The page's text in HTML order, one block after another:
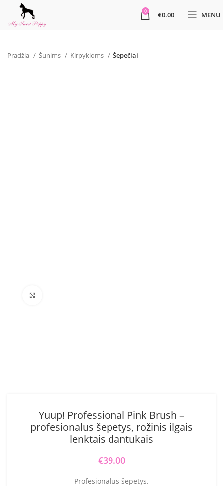
0 €0.00 MENU
Pradžia Šunims Kirpykloms Šepečiai
Yuup! Professional Pink Brush –
profesionalus šepetys, rožinis ilgais
lenktais dantukais
€39.00
Profesionalus šepetys.